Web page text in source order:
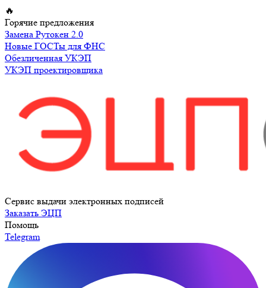
Перейти
к
содержимому
🔥
Горячие предложения
Замена Рутокен 2.0
Новые ГОСТы для ФНС
Обезличенная УКЭП
УКЭП проектировщика
Сервис выдачи электронных подписей
Заказать ЭЦП
Помощь
Telegram